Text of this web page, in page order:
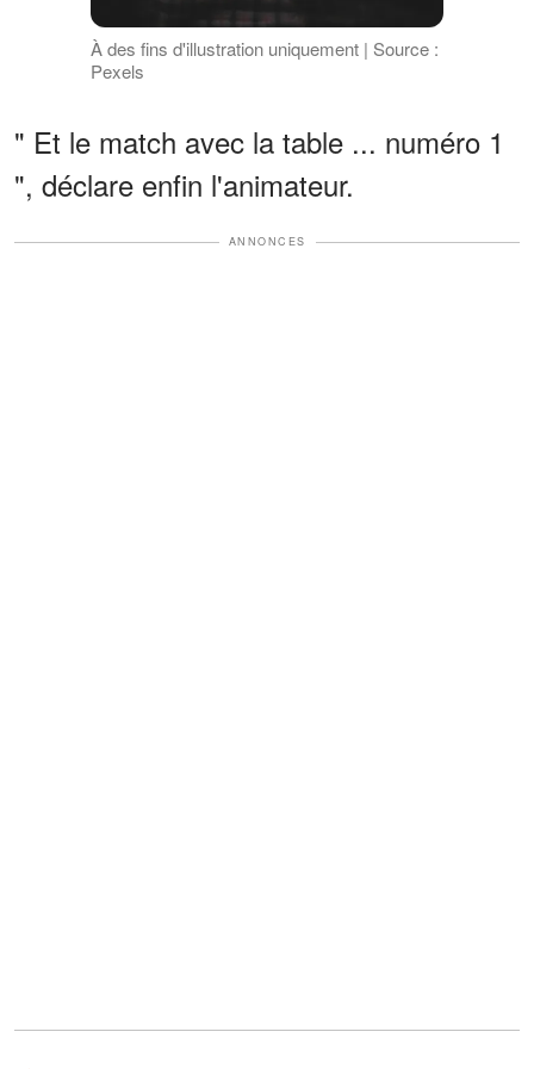
À des fins d'illustration uniquement | Source :
Pexels
" Et le match avec la table ... numéro 1
", déclare enfin l'animateur.
ANNONCES